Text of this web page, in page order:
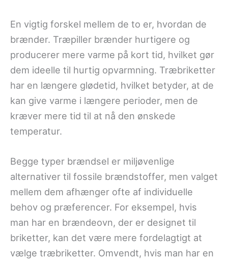
En vigtig forskel mellem de to er, hvordan de
brænder. Træpiller brænder hurtigere og
producerer mere varme på kort tid, hvilket gør
dem ideelle til hurtig opvarmning. Træbriketter
har en længere glødetid, hvilket betyder, at de
kan give varme i længere perioder, men de
kræver mere tid til at nå den ønskede
temperatur.
Begge typer brændsel er miljøvenlige
alternativer til fossile brændstoffer, men valget
mellem dem afhænger ofte af individuelle
behov og præferencer. For eksempel, hvis
man har en brændeovn, der er designet til
briketter, kan det være mere fordelagtigt at
vælge træbriketter. Omvendt, hvis man har en